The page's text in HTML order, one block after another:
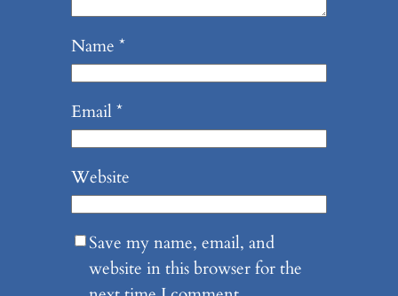
Name *
Email*
Website
Save my name, email, and
website in this browser for the